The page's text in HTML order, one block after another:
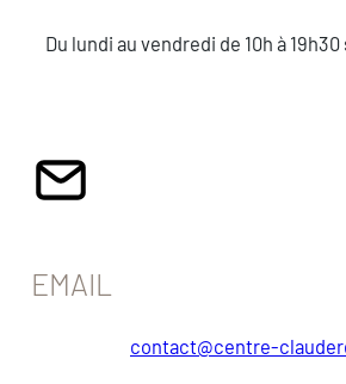
Du lundi au vendredi de 10h à
EMAIL
contact@centre-